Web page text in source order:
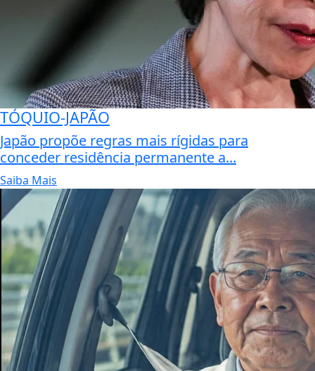
TÓQUIO-JAPÃO
Japão propõe regras mais rígidas para
conceder residência permanente a...
Saiba Mais